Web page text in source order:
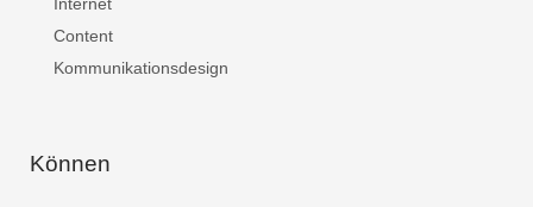
Content
Kommunikationsdesign
Können